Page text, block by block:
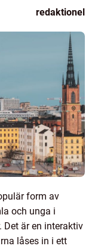
redaktionel
form av
och unga i
Det är en interaktiv
låses in i ett